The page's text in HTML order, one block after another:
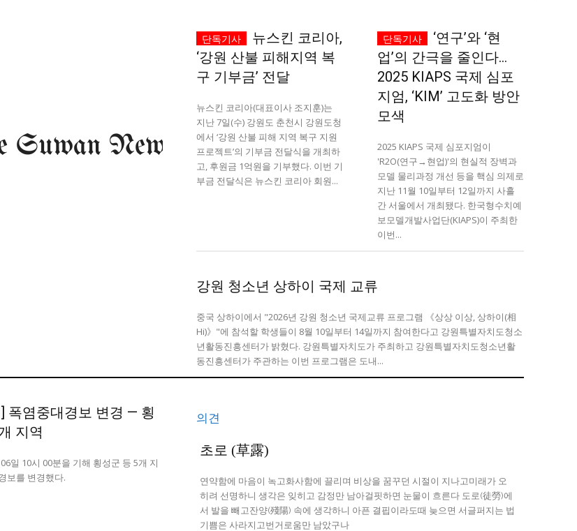
운세 풀이
청라온
운세 풀이
청라온
가까운 일상에서, 수완뉴스를 만나세요
뉴스킨 코리아,
‘강원 산불 피해지역 복
구 기부금’ 전달
뉴스킨 코리아(대표이사 조지훈)는
지난 7일(수) 강원도 춘천시 강원도청
에서 ‘강원 산불 피해 지역 복구 지원
프로젝트’의 기부금 전달식을 개최하
고, 후원금 1억원을 기부했다. 이번 기
부금 전달식은 뉴스킨 코리아 회원...
‘연구’와 ‘현
업’의 간극을 줄인다…
2025 KIAPS 국제 심포
지엄, ‘KIM’ 고도화 방안
모색
2025 KIAPS 국제 심포지엄이
'R2O(연구→현업)'의 현실적 장벽과
모델 물리과정 개선 등을 핵심 의제로
지난 11월 10일부터 12일까지 사흘
간 서울에서 개최됐다. 한국형수치예
보모델개발사업단(KIAPS)이 주최한
이번...
강원 청소년 상하이 국제 교류
중국 상하이에서 "2026년 강원 청소년 국제교류 프로그램 《상상 이상, 상하이(相
Hi)》"에 참석할 학생들이 8월 10일부터 14일까지 참여한다고 강원특별자치도청소
년활동진흥센터가 밝혔다. 강원특별자치도가 주최하고 강원특별자치도청소년활
동진흥센터가 주관하는 이번 프로그램은 도내...
폭염중대경보 변경 — 횡
지역
일 10시 00분을 기해 횡성군 등 5개 지
보를 변경했다.
의견
초로 (草露)
연약함에 마음이 녹고화사함에 끌리며 비상을 꿈꾸던 시절이 지나고미래가 오
히려 선명하니 생각은 잊히고 감정만 남아걸핏하면 눈물이 흐른다 도로(徒勞)에
서 발을 빼고잔양(殘陽) 속에 생각하니 아픈 결핍이라도때 늦으면 서글퍼지는 법
기쁨은 사라지고번거로움만 남았구나